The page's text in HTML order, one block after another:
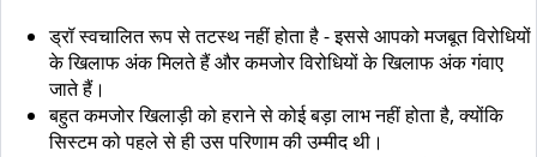
ड्रॉ स्वचालित रूप से तटस्थ नहीं होता है - इससे आपको मजबूत विरोधियों
के खिलाफ अंक मिलते हैं और कमजोर विरोधियों के खिलाफ अंक गंवाए
जाते हैं।
बहुत कमजोर खिलाड़ी को हराने से कोई बड़ा लाभ नहीं होता है, क्योंकि
सिस्टम को पहले से ही उस परिणाम की उम्मीद थी।